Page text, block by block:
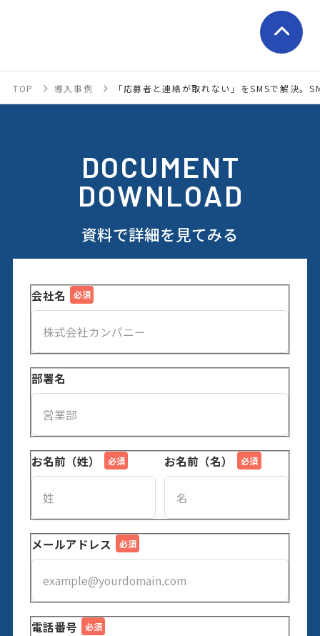
TOP 導入事例 「応募者と連絡が取れない」をSMSで解決。
DOCUMENT
DOWNLOAD
資料で詳細を見てみる
会社名
部署名
お名前（姓） お名前（名）
メールアドレス
電話番号